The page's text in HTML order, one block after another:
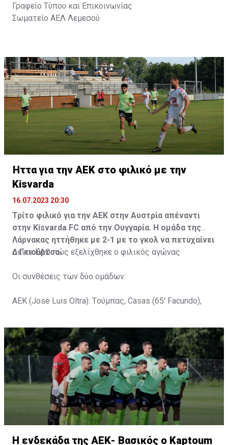
Γραφείο Τύπου και Επικοινωνίας
Σωματείο ΑΕΛ Λεμεσού
Ήττα για την ΑΕΚ στο φιλικό με την
Kisvarda
16.07.2023 20:30
Τρίτο φιλικό για την ΑΕΚ στην Αυστρία απέναντι
στην Kisvarda FC από την Ουγγαρία. Η ομάδα της
Λάρνακας ηττήθηκε με 2-1 με το γκολ να πετυχαίνει
ο Γκιούρτσο.
ΔείτεΕΔΩπώς εξελίχθηκε ο φιλικός αγώνας
Οι συνθέσεις των δύο ομάδων:
ΑΕΚ (Jose Luis Oltra): Tούμπας, Casas (65' Facundo),
Tomovic), Aνδρέου (65' Angel) , Κωνσταντή (65' Sol),
Τζιωρτζής (65' Faraj), Κατελάρης (65' Milicevic).
Στον πάγκο: Piric, Στυλιανίδης, Tomovic, Καψής, Sol,
Faraj, Lopes, Angel, Milicevic, Pons, Εγγλέζου, Facundo,
Gonzalez, Guyrcso, Μάμας.
Κisvarda FC (Milos Kruscic): Kovacs, Navratil, Raul, Szor,
Lippai, Alic, Kormendi, Makowski, Czekus, Ilievski,
H ενδεκάδα της ΑΕΚ- Βασικός ο Kaptoum